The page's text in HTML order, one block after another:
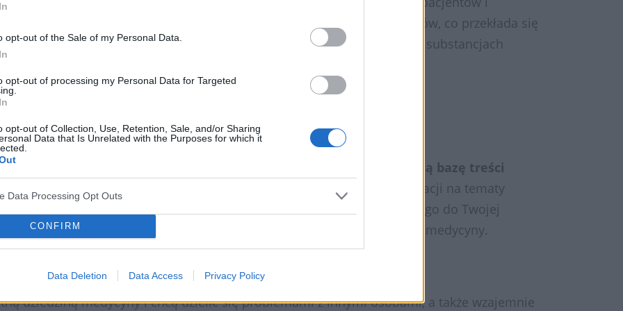
opt-out of the Sale of my Personal Data.
opt-out of processing my Personal Data for Targeted
opt-out of Collection, Use, Retention, Sale, and/or Sharing
Data that Is Unrelated with the Purposes for which it
Data Processing Opt Outs
CONFIRM
Data Deletion Data Access Privacy Policy
pełne informacje o dawkowaniu, składzie i możliwych interakcjach leków, co przekłada się
Oprócz bazy leków pacjenci i lekarze otrzymają dostęp do informacji o substancjach
A to wszystko w jednym miejscu!
i długiego życia!
ale także edukuje. Na stronie medforum.pl znajdziesz
bogatą bazę treści
wielu specjalizacji medycznych. Już nie musisz szukać osobno informacji na tematy
psychiatrią. Wszystko bowiem znajdziesz na
. Oprócz tego do Twojej
medycznych
z każdej dziedziny medycyny.
tylko medycznej. Dzięki temu pogłębisz swoją wiedzę przez zabawę.
dziedziną medycyny i chcą dzielić się problemami z innymi osobami, a także wzajemnie